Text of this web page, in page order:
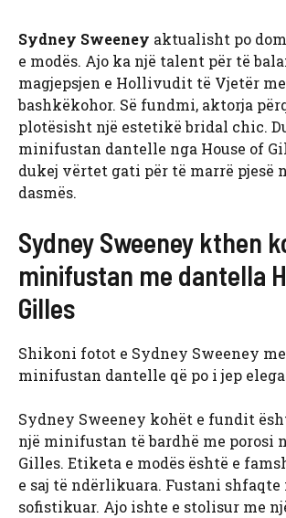
Sydney Sweeney aktualisht po
e modës. Ajo ka një talent për të
magjepsjen e Hollivudit të Vjetër
bashkëkohor. Së fundmi, aktorja
plotësisht një estetikë bridal chic.
minifustan dantelle nga House of
dukej vërtet gati për të marrë pjesë
dasmës.
Sydney Sweeney kthen
minifustan me dantella
Gilles
Shikoni fotot e Sydney Sweeney
minifustan dantelle që po i jep
Sydney Sweeney kohët e fundit
një minifustan të bardhë me porosi
Gilles. Etiketa e modës është e
e saj të ndërlikuara. Fustani shfaqte
sofistikuar. Ajo ishte e stolisur me